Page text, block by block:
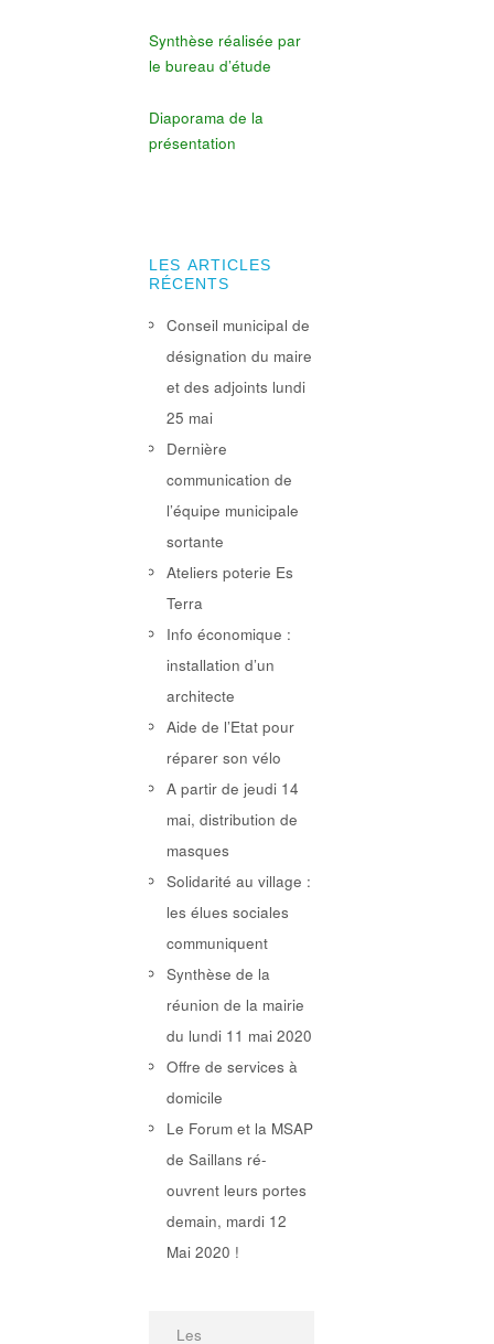
Synthèse réalisée par
le bureau d’étude
Diaporama de la
présentation
LES ARTICLES
RÉCENTS
Conseil municipal de
désignation du maire
et des adjoints lundi
25 mai
Dernière
communication de
l’équipe municipale
sortante
Ateliers poterie Es
Terra
Info économique :
installation d’un
architecte
Aide de l’Etat pour
réparer son vélo
A partir de jeudi 14
mai, distribution de
masques
Solidarité au village :
les élues sociales
communiquent
Synthèse de la
réunion de la mairie
du lundi 11 mai 2020
Offre de services à
domicile
Le Forum et la MSAP
de Saillans ré-
ouvrent leurs portes
demain, mardi 12
Mai 2020 !
Les